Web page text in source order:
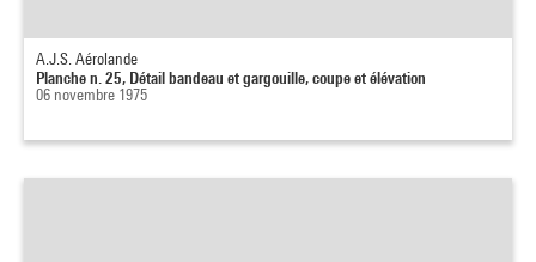
A.J.S. Aérolande
Planche n. 25, Détail bandeau et gargouille, coupe et élévation
06 novembre 1975